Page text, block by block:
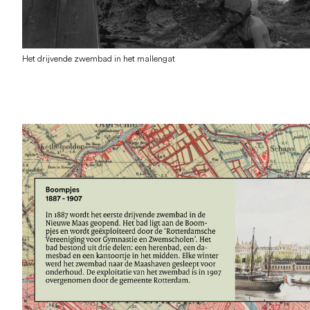
Het drijvende zwembad in het mallengat